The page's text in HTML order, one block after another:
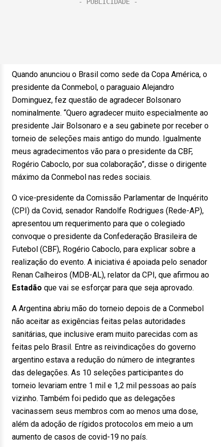
Quando anunciou o Brasil como sede da Copa América, o
presidente da Conmebol, o paraguaio Alejandro
Dominguez, fez questão de agradecer Bolsonaro
nominalmente. “Quero agradecer muito especialmente ao
presidente Jair Bolsonaro e a seu gabinete por receber o
torneio de seleções mais antigo do mundo. Igualmente
meus agradecimentos vão para o presidente da CBF,
Rogério Caboclo, por sua colaboração”, disse o dirigente
máximo da Conmebol nas redes sociais.
O vice-presidente da Comissão Parlamentar de Inquérito
(CPI) da Covid, senador Randolfe Rodrigues (Rede-AP),
apresentou um requerimento para que o colegiado
convoque o presidente da Confederação Brasileira de
Futebol (CBF), Rogério Caboclo, para explicar sobre a
realização do evento. A iniciativa é apoiada pelo senador
Renan Calheiros (MDB-AL), relator da CPI, que afirmou ao
Estadão que vai se esforçar para que seja aprovado.
A Argentina abriu mão do torneio depois de a Conmebol
não aceitar as exigências feitas pelas autoridades
sanitárias, que inclusive eram muito parecidas com as
feitas pelo Brasil. Entre as reivindicações do governo
argentino estava a redução do número de integrantes
das delegações. As 10 seleções participantes do
torneio levariam entre 1 mil e 1,2 mil pessoas ao país
vizinho. Também foi pedido que as delegações
vacinassem seus membros com ao menos uma dose,
além da adoção de rígidos protocolos em meio a um
aumento de casos de covid-19 no país.